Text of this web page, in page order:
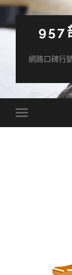
957
網路口碑行
mobile